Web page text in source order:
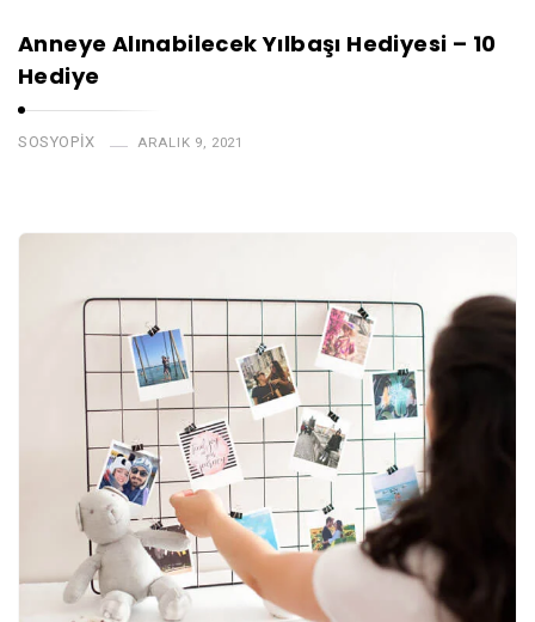
Anneye Alınabilecek Yılbaşı Hediyesi – 10
Hediye
SOSYOPIX ARALIK 9, 2021